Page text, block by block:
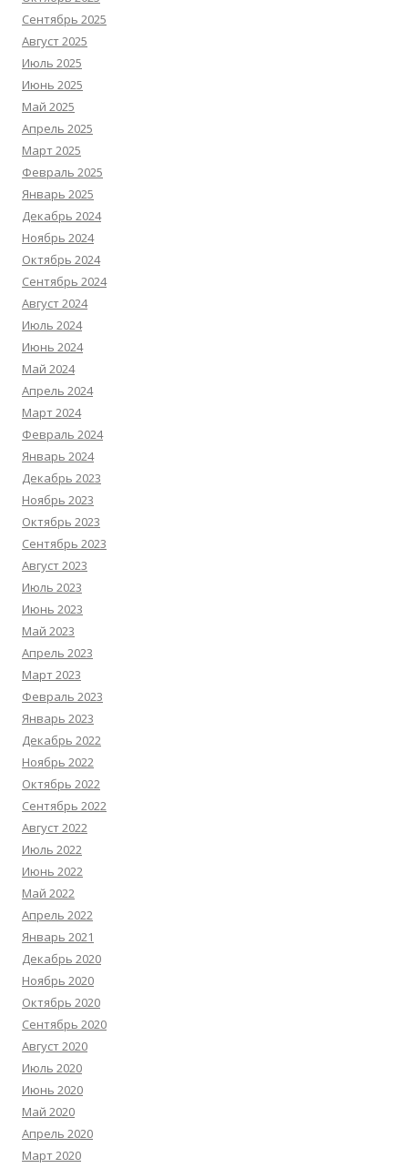
Сентябрь 2025
Август 2025
Июль 2025
Июнь 2025
Май 2025
Апрель 2025
Март 2025
Февраль 2025
Январь 2025
Декабрь 2024
Ноябрь 2024
Октябрь 2024
Сентябрь 2024
Август 2024
Июль 2024
Июнь 2024
Май 2024
Апрель 2024
Март 2024
Февраль 2024
Январь 2024
Декабрь 2023
Ноябрь 2023
Октябрь 2023
Сентябрь 2023
Август 2023
Июль 2023
Июнь 2023
Май 2023
Апрель 2023
Март 2023
Февраль 2023
Январь 2023
Декабрь 2022
Ноябрь 2022
Октябрь 2022
Сентябрь 2022
Август 2022
Июль 2022
Июнь 2022
Май 2022
Апрель 2022
Январь 2021
Декабрь 2020
Ноябрь 2020
Октябрь 2020
Сентябрь 2020
Август 2020
Июль 2020
Июнь 2020
Май 2020
Апрель 2020
Март 2020